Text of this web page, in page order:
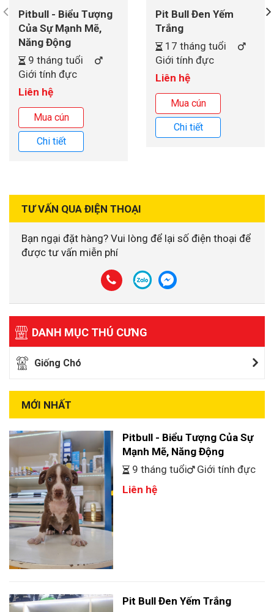
Pitbull - Biểu Tượng
Của Sự Mạnh Mẽ,
Năng Động
9 tháng tuổi
Giới tính đực
Liên hệ
Mua cún
Chi tiết
Pit Bull Đen Yếm
Trắng
17 tháng tuổi
Giới tính đực
Liên hệ
Mua cún
Chi tiết
TƯ VẤN QUA ĐIỆN THOẠI
Bạn ngại đặt hàng? Vui lòng để lại số điện thoại để
được tư vấn miễn phí
DANH MỤC THÚ CƯNG
Giống Chó
MỚI NHẤT
Pitbull - Biểu Tượng Của Sự
Mạnh Mẽ, Năng Động
9 tháng tuổi
Giới tính đực
Liên hệ
Pit Bull Đen Yếm Trắng